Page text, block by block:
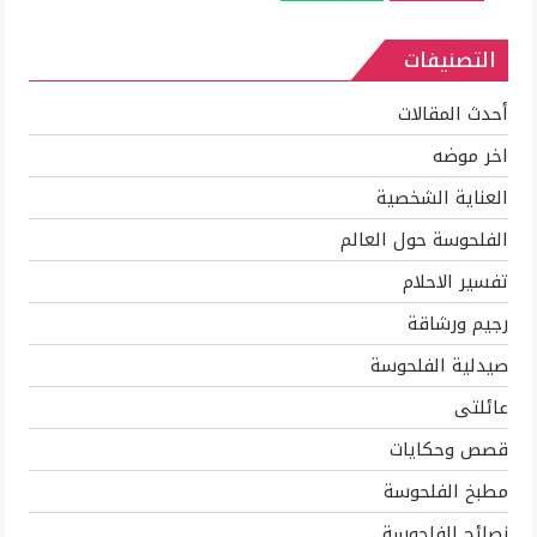
جزء
مغلقة
التصنيفات
أحدث المقالات
اخر موضه
العناية الشخصية
الفلحوسة حول العالم
تفسير الاحلام
رجيم ورشاقة
صيدلية الفلحوسة
عائلتى
قصص وحكايات
مطبخ الفلحوسة